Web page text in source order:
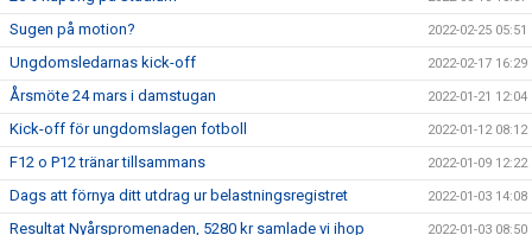
Sugen på motion? 2022-02-25 05:51
Ungdomsledarnas kick-off 2022-02-17 16:29
Årsmöte 24 mars i damstugan 2022-01-21 12:04
Kick-off för ungdomslagen fotboll 2022-01-12 08:12
F12 o P12 tränar tillsammans 2022-01-09 12:22
Dags att förnya ditt utdrag ur belastningsregistret 2022-01-03 14:08
Resultat Nyårspromenaden, 5280 kr samlade vi ihop 2022-01-03 08:50